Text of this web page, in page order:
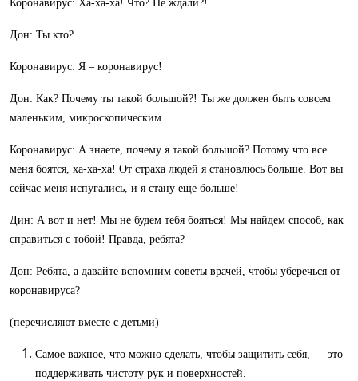
Коронавирус: Ха-ха-ха! Что? Не ждали?!
Дон: Ты кто?
Коронавирус: Я – коронавирус!
Дон: Как? Почему ты такой большой?! Ты же должен быть совсем
маленьким, микроскопическим.
Коронавирус: А знаете, почему я такой большой? Потому что все
меня боятся, ха-ха-ха! От страха людей я становлюсь больше. Вот вы
сейчас меня испугались, и я стану еще больше!
Дин: А вот и нет! Мы не будем тебя бояться! Мы найдем способ, как
справиться с тобой! Правда, ребята?
Дон: Ребята, а давайте вспомним советы врачей, чтобы уберечься от
коронавируса?
(перечисляют вместе с детьми)
Самое важное, что можно сделать, чтобы защитить себя, — это
поддерживать чистоту рук и поверхностей.